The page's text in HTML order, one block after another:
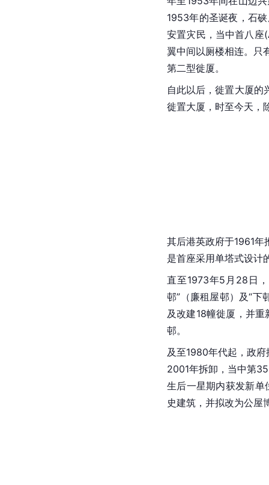
1953年的圣诞夜，石
安置灾民，当中首八
翼中间以厕楼相连。只
第二型徙厦。
自此以后，徙置大厦的
徙置大厦，时至今天，
其后港英政府于1961年
是首座采用单塔式设计
直至1973年5月28日，
邨”（廉租屋邨）及“下
及改建18幢徙厦，并
邨。
及至1980年代起，政
2001年拆卸，当中第
生后一星期内获发新
史建筑，并拟改为公屋